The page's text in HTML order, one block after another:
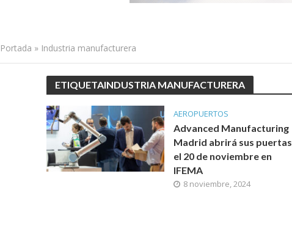
Portada » Industria manufacturera
ETIQUETAINDUSTRIA MANUFACTURERA
AEROPUERTOS
Advanced Manufacturing
Madrid abrirá sus puertas
el 20 de noviembre en
IFEMA
8 noviembre, 2024